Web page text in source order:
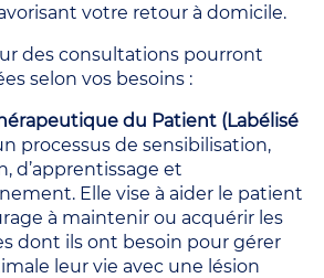
votre retour à domicile.
des consultations pourront
selon vos besoins :
du Patient (Labélisé
processus de sensibilisation,
d’apprentissage et
Elle vise à aider le patient
à maintenir ou acquérir les
dont ils ont besoin pour gérer
leur vie avec une lésion